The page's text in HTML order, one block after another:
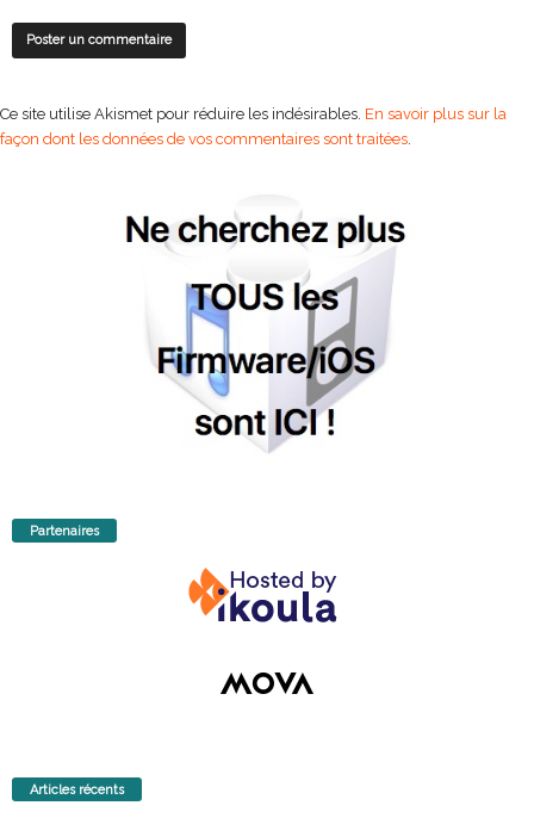
Ce site utilise Akismet pour réduire les indésirables. En savoir plus sur la
façon dont les données de vos commentaires sont traitées
Partenaires
Articles récents